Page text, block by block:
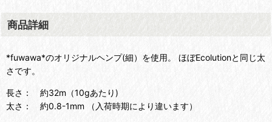
商品詳細
*fuwawa*のオリジナルヘンプ(細）を使用。 ほぼEcolutionと同じ太
さです。
長さ： 約32m（10gあたり)
太さ： 約0.8-1mm （入荷時期により違います）